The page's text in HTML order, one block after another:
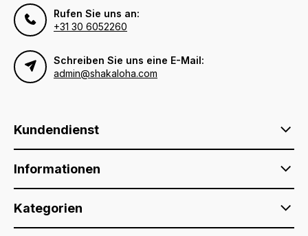
Rufen Sie uns an:
+31 30 6052260
Schreiben Sie uns eine E-Mail:
admin@shakaloha.com
Kundendienst
Informationen
Kategorien